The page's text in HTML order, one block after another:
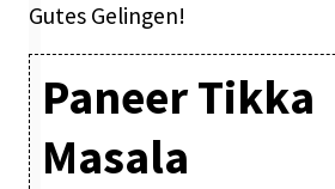
Gutes Gelingen!
Paneer Tikka
Masala